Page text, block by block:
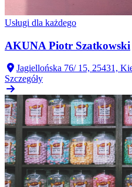
Usługi dla każdego
AKUNA Piotr Szatkowski
Jagiellońska 76/ 15, 25431,
Szczegóły